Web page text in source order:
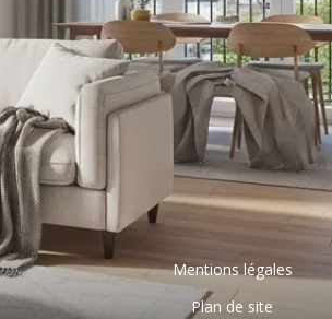
Mentions légales
Plan de site